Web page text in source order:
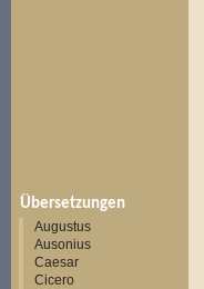
Übersetzungen
Augustus
Ausonius
Caesar
Cicero